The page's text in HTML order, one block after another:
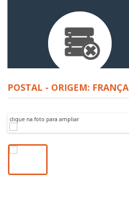
POSTAL - ORIGEM: FRANÇA
clique na foto para ampliar